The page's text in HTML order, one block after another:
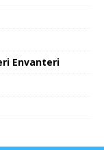
Envanteri